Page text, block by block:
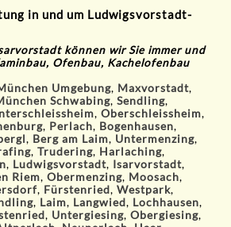
in und um Ludwigsvorstadt-
können wir Sie immer und
Ofenbau, Kachelofenbau
Umgebung, Maxvorstadt,
Schwabing, Sendling,
, Oberschleissheim,
, Perlach, Bogenhausen,
, Berg am Laim, Untermenzing,
, Trudering, Harlaching,
, Ludwigsvorstadt, Isarvorstadt,
Riem, Obermenzing, Moosach,
, Fürstenried, Westpark,
, Laim, Langwied, Lochhausen,
, Untergiesing, Obergiesing,